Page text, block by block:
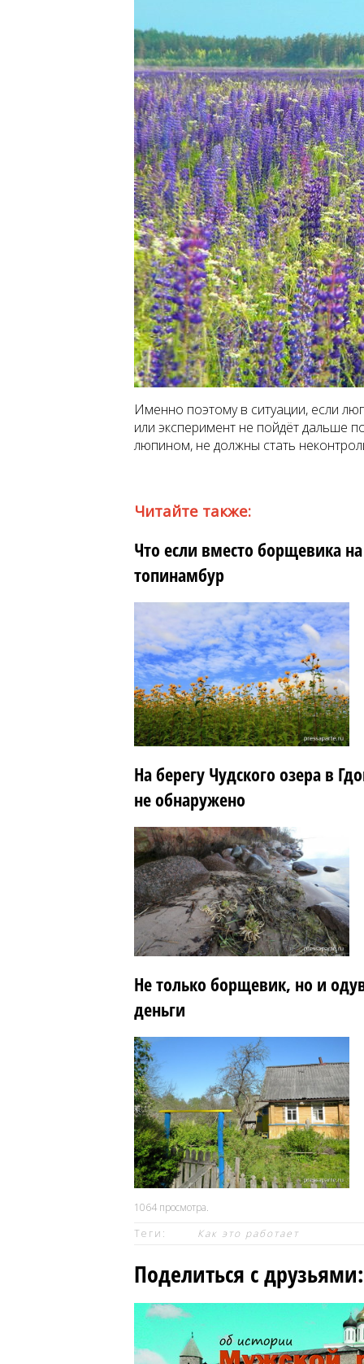
Именно поэтому в ситуации, если
или эксперимент не пойдёт дальше
люпином, не должны стать
Читайте также:
Что если вместо борщевика
топинамбур
На берегу Чудского озера в
не обнаружено
Не только борщевик, но и
деньги
1064 просмотра.
Теги:
Как это работает
Поделиться с друзьями: